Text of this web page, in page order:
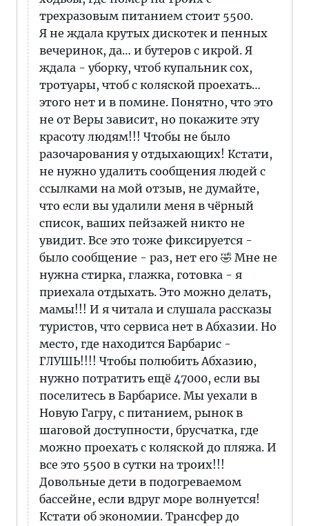
трехразовым питанием стоит 5500.
Я не ждала крутых дискотек и пенных
вечеринок, да… и бутеров с икрой. Я
ждала - уборку, чтоб купальник сох,
тротуары, чтоб с коляской проехать…
этого нет и в помине. Понятно, что это
не от Веры зависит, но покажите эту
красоту людям!!! Чтобы не было
разочарования у отдыхающих! Кстати,
не нужно удалить сообщения людей с
ссылками на мой отзыв, не думайте,
что если вы удалили меня в чёрный
список, ваших пейзажей никто не
увидит. Все это тоже фиксируется -
было сообщение - раз, нет его 🤣 Мне не
нужна стирка, глажка, готовка - я
приехала отдыхать. Это можно делать,
мамы!!! И я читала и слушала рассказы
туристов, что сервиса нет в Абхазии. Но
место, где находится Барбарис -
ГЛУШЬ!!!! Чтобы полюбить Абхазию,
нужно потратить ещё 47000, если вы
поселитесь в Барбарисе. Мы уехали в
Новую Гагру, с питанием, рынок в
шаговой доступности, брусчатка, где
можно проехать с коляской до пляжа. И
все это 5500 в сутки на троих!!!
Довольные дети в подогреваемом
бассейне, если вдруг море волнуется!
Кстати об экономии. Трансфер до